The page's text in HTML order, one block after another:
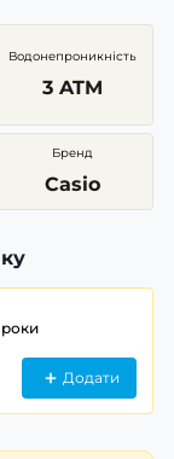
Водонепроникність
3 ATM
Бренд
Casio
Додати